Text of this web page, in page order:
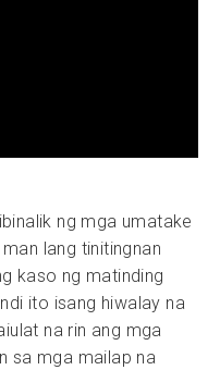
ng mga umatake
lang tinitingnan
kaso ng matinding
ito isang hiwalay na
na rin ang mga
sa mga mailap na